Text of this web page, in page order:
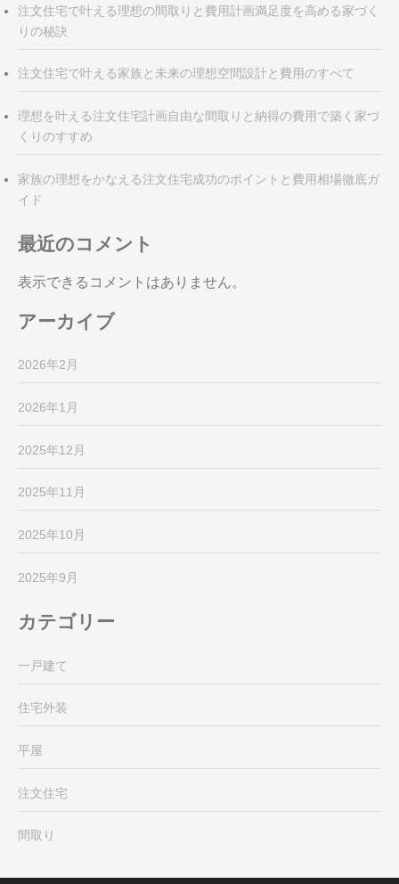
注文住宅で叶える理想の間取りと費用計画満足度を高める家づく
りの秘訣
注文住宅で叶える家族と未来の理想空間設計と費用のすべて
理想を叶える注文住宅計画自由な間取りと納得の費用で築く家づ
くりのすすめ
家族の理想をかなえる注文住宅成功のポイントと費用相場徹底ガ
イド
最近のコメント
表示できるコメントはありません。
アーカイブ
2026年2月
2026年1月
2025年12月
2025年11月
2025年10月
2025年9月
カテゴリー
一戸建て
住宅外装
平屋
注文住宅
間取り